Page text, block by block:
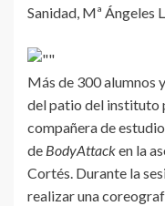
Sanidad, Mª Ángeles
Más de 300 alumnos
del patio del instituto
compañera de
de BodyAttacken la
Cortés. Durante la
realizar una